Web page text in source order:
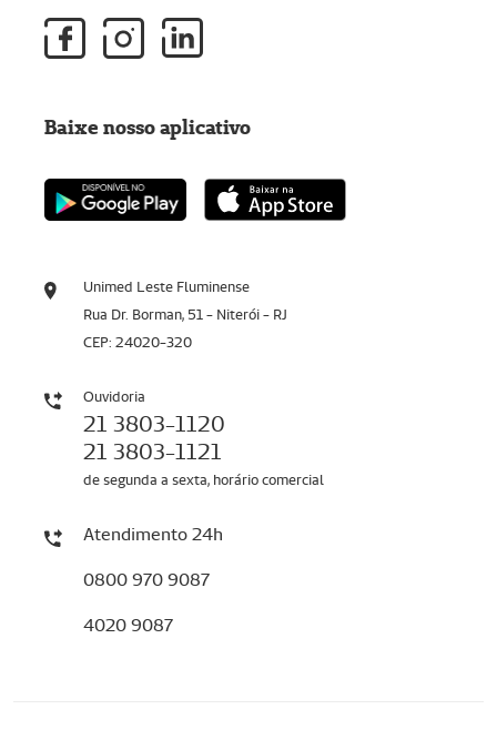
Unimed Leste Fluminense
Rua Dr. Borman, 51 - Niterói - RJ
CEP: 24020-320
Ouvidoria
21 3803-1120
21 3803-1121
de segunda a sexta, horário comercial
Atendimento 24h
0800 970 9087
4020 9087
Baixe nosso aplicativo